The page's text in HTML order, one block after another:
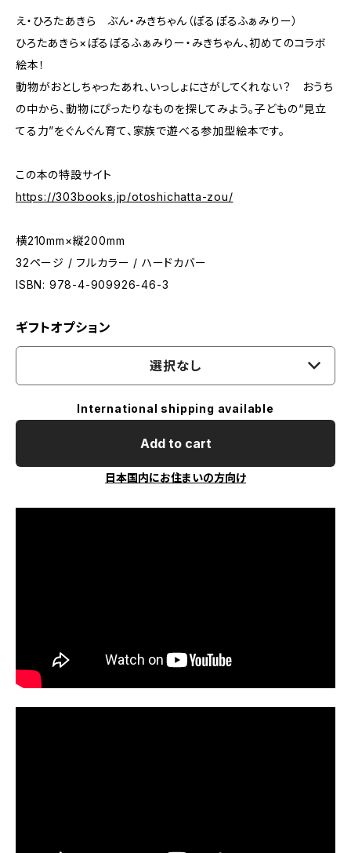
え・ひろたあきら ぶん・みきちゃん（ぽるぽるふぁみりー）
ひろたあきら×ぽるぽるふぁみりー・みきちゃん、初めてのコラボ
絵本！
動物がおとしちゃったあれ、いっしょにさがしてくれない？ おうち
の中から、動物にぴったりなものを探してみよう。子どもの“見立
てる力”をぐんぐん育て、家族で遊べる参加型絵本です。
この本の特設サイト
https://303books.jp/otoshichatta-zou/
横210mm×縦200mm
32ページ / フルカラー / ハードカバー
ISBN: 978-4-909926-46-3
ギフトオプション
選択なし
International shipping available
Add to cart
日本国内にお住まいの方向け